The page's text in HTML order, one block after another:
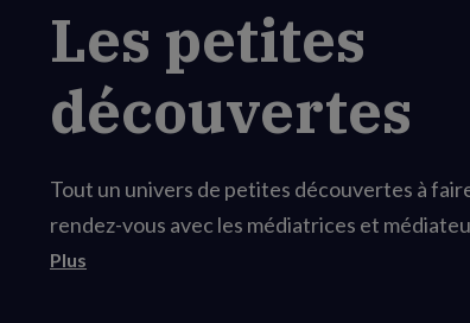
Les petites
découvertes
Tout un univers de petites découvertes à
rendez-vous avec les médiatrices et
Plus